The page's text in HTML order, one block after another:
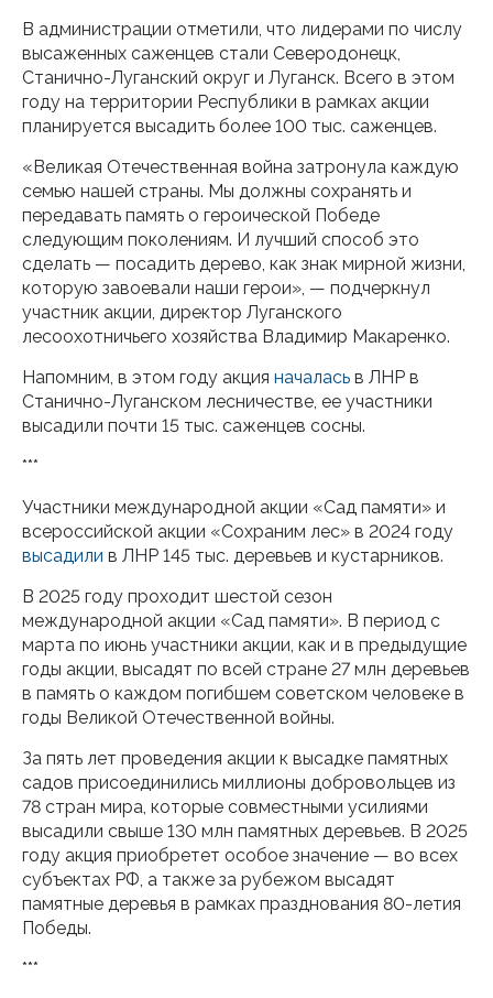
В администрации отметили, что лидерами по числу
высаженных саженцев стали Северодонецк,
Станично-Луганский округ и Луганск. Всего в этом
году на территории Республики в рамках акции
планируется высадить более 100 тыс. саженцев.
«Великая Отечественная война затронула каждую
семью нашей страны. Мы должны сохранять и
передавать память о героической Победе
следующим поколениям. И лучший способ это
сделать — посадить дерево, как знак мирной жизни,
которую завоевали наши герои», — подчеркнул
участник акции, директор Луганского
лесоохотничьего хозяйства Владимир Макаренко.
Напомним, в этом году акция началась в ЛНР в
Станично-Луганском лесничестве, ее участники
высадили почти 15 тыс. саженцев сосны.
***
Участники международной акции «Сад памяти» и
всероссийской акции «Сохраним лес» в 2024 году
высадили в ЛНР 145 тыс. деревьев и кустарников.
В 2025 году проходит шестой сезон
международной акции «Сад памяти». В период с
марта по июнь участники акции, как и в предыдущие
годы акции, высадят по всей стране 27 млн деревьев
в память о каждом погибшем советском человеке в
годы Великой Отечественной войны.
За пять лет проведения акции к высадке памятных
садов присоединились миллионы добровольцев из
78 стран мира, которые совместными усилиями
высадили свыше 130 млн памятных деревьев. В 2025
году акция приобретет особое значение — во всех
субъектах РФ, а также за рубежом высадят
памятные деревья в рамках празднования 80-летия
Победы.
***